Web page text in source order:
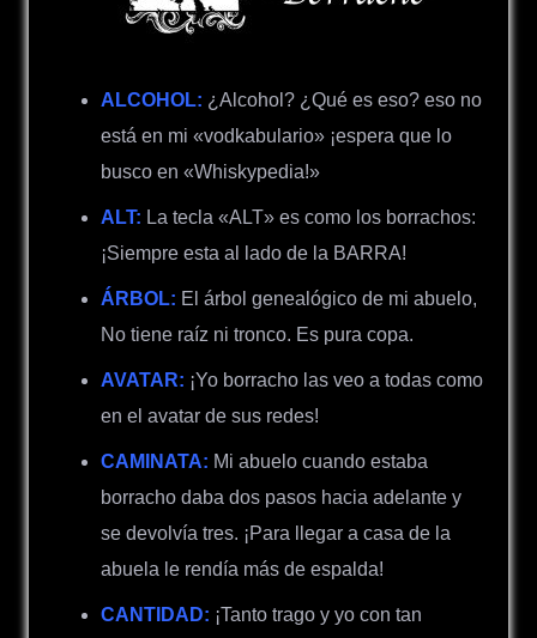
ALCOHOL: ¿Alcohol? ¿Qué es eso? eso no
está en mi «vodkabulario» ¡espera que lo
busco en «Whiskypedia!»
ALT: La tecla «ALT» es como los borrachos:
¡Siempre esta al lado de la BARRA!
ÁRBOL: El árbol genealógico de mi abuelo,
No tiene raíz ni tronco. Es pura copa.
AVATAR: ¡Yo borracho las veo a todas como
en el avatar de sus redes!
CAMINATA: Mi abuelo cuando estaba
borracho daba dos pasos hacia adelante y
se devolvía tres. ¡Para llegar a casa de la
abuela le rendía más de espalda!
CANTIDAD: ¡Tanto trago y yo con tan